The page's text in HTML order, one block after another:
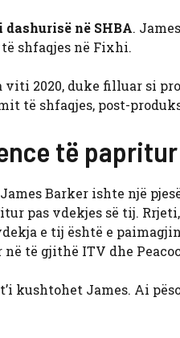
në SHBA.
shfaqjes në Fixhi.
2020, duke filluar si
të shfaqjes, post-
të
Barker ishte një
pas vdekjes së tij.
e tij është e
të gjithë ITV dhe
kushtohet James. Ai